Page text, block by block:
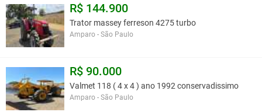
R$ 144.900
Trator massey ferreson 4275 turbo
Amparo - São Paulo
R$ 90.000
Valmet 118 ( 4 x 4 ) ano 1992 conservadissimo
Amparo - São Paulo